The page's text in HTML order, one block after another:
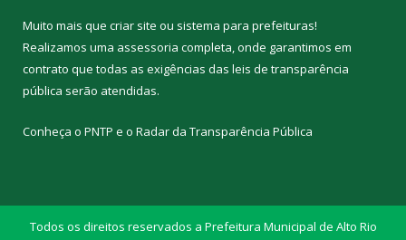
Muito mais que criar site ou sistema para prefeituras!
Realizamos uma assessoria completa, onde garantimos em
contrato que todas as exigências das leis de transparência
pública serão atendidas.
Conheça o PNTP e o Radar da Transparência Pública
Todos os direitos reservados a Prefeitura Municipal de Alto Rio